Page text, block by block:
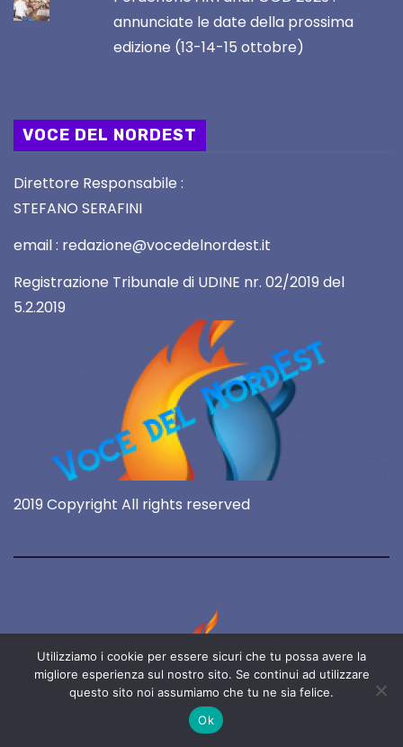
annunciate le date della prossima
edizione (13-14-15 ottobre)
VOCE DEL NORDEST
Direttore Responsabile :
STEFANO SERAFINI
email : redazione@vocedelnordest.it
Registrazione Tribunale di UDINE nr. 02/2019 del
5.2.2019
2019 Copyright All rights reserved
Voce del NordEst
Utilizziamo i cookie per essere sicuri che tu possa avere la
migliore esperienza sul nostro sito. Se continui ad utilizzare
questo sito noi assumiamo che tu ne sia felice.
Ok